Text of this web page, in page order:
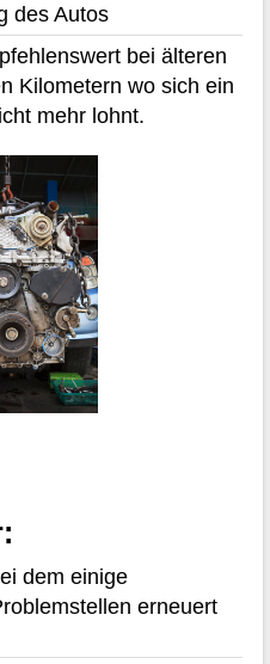
des Autos
bei älteren
Kilometern wo sich ein
mehr lohnt.
dem einige
erneuert